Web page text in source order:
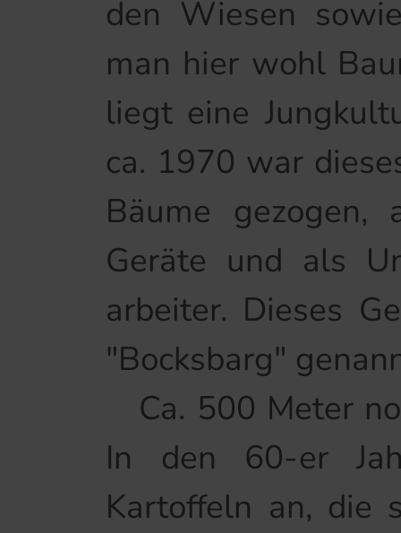
den Wiesen
man hier wohl
liegt eine
ca. 1970 war
Bäume
Geräte und als
arbeiter. Dieses
"Bocksbarg"
Ca. 500 Meter
In den 60-er
Kartoffeln an, die